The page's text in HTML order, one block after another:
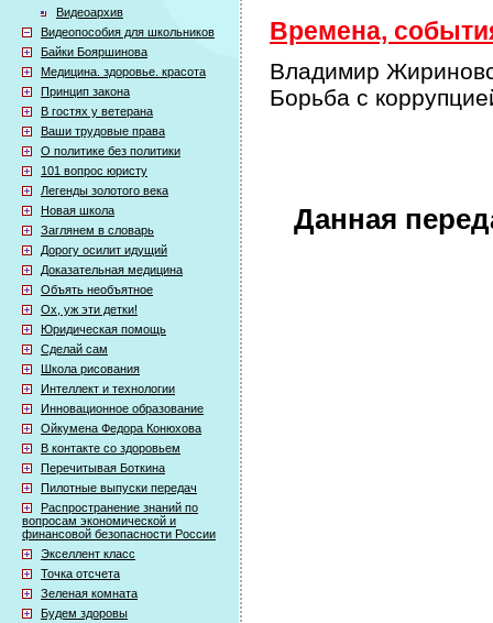
Видеоархив
Видеопособия для школьников
Байки Бояршинова
Медицина. здоровье. красота
Принцип закона
В гостях у ветерана
Ваши трудовые права
О политике без политики
101 вопрос юристу
Легенды золотого века
Новая школа
Заглянем в словарь
Дорогу осилит идущий
Доказательная медицина
Объять необъятное
Ох, уж эти детки!
Юридическая помощь
Сделай сам
Школа рисования
Интеллект и технологии
Инновационное образование
Ойкумена Федора Конюхова
В контакте со здоровьем
Перечитывая Боткина
Пилотные выпуски передач
Распространение знаний по
вопросам экономической и
финансовой безопасности России
Экселлент класс
Точка отсчета
Зеленая комната
Будем здоровы
Времена,
Владимир
Борьба с
Данная